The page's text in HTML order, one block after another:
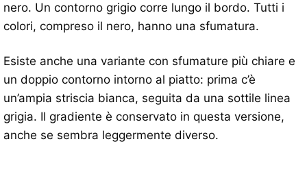
nero. Un contorno grigio corre lungo il bordo. Tutti i
colori, compreso il nero, hanno una sfumatura.
Esiste anche una variante con sfumature più chiare e
un doppio contorno intorno al piatto: prima c’è
un’ampia striscia bianca, seguita da una sottile linea
grigia. Il gradiente è conservato in questa versione,
anche se sembra leggermente diverso.